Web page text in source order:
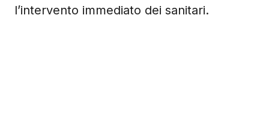
l’intervento immediato dei sanitari.